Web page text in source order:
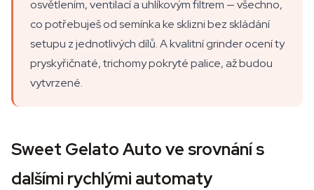
osvětlením, ventilací a uhlíkovým filtrem — všechno,
co potřebuješ od semínka ke sklizni bez skládání
setupu z jednotlivých dílů. A kvalitní grinder ocení ty
pryskyřičnaté, trichomy pokryté palice, až budou
vytvrzené.
Sweet Gelato Auto ve srovnání s
dalšími rychlými automaty